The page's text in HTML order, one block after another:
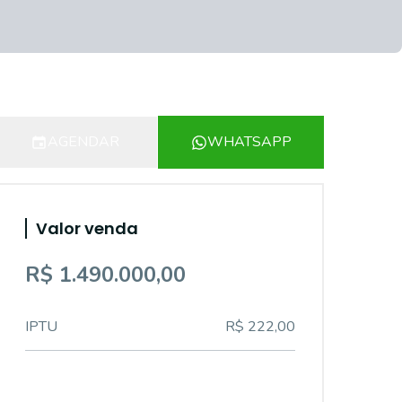
WHATSAPP
Valor venda
R$ 1.490.000,00
IPTU R$ 222,00